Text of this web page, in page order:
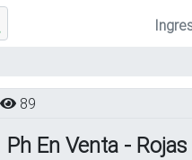
89
Ph En Venta -